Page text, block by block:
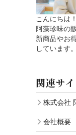
こんにちは！
阿藻珍味の
新商品やお
しています。
関連サ
株式会社
会社概要